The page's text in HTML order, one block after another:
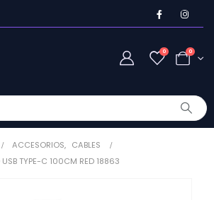
0 0
ACCESORIOS, CABLES
USB TYPE-C 100CM RED 18863